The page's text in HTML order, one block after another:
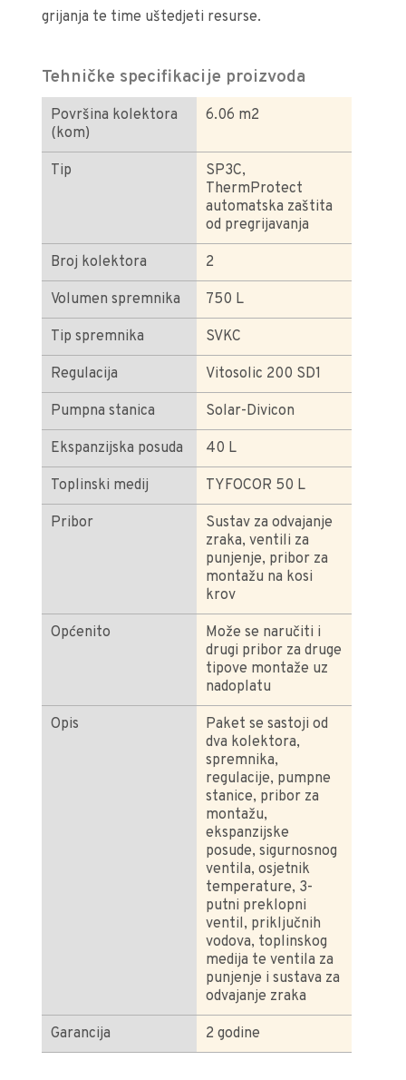
grijanja te time uštedjeti resurse.
Tehničke specifikacije proizvoda
Površina kolektora
(kom)
6.06 m2
Tip
SP3C,
ThermProtect
automatska zaštita
od pregrijavanja
Broj kolektora 2
Volumen spremnika 750 L
Tip spremnika SVKC
Regulacija Vitosolic 200 SD1
Pumpna stanica Solar-Divicon
Ekspanzijska posuda 40 L
Toplinski medij TYFOCOR 50 L
Pribor
Sustav za odvajanje
zraka, ventili za
punjenje, pribor za
montažu na kosi
krov
Općenito
Može se naručiti i
drugi pribor za druge
tipove montaže uz
nadoplatu
Opis
Paket se sastoji od
dva kolektora,
spremnika,
regulacije, pumpne
stanice, pribor za
montažu,
ekspanzijske
posude, sigurnosnog
ventila, osjetnik
temperature, 3-
putni preklopni
ventil, priključnih
vodova, toplinskog
medija te ventila za
punjenje i sustava za
odvajanje zraka
Garancija 2 godine